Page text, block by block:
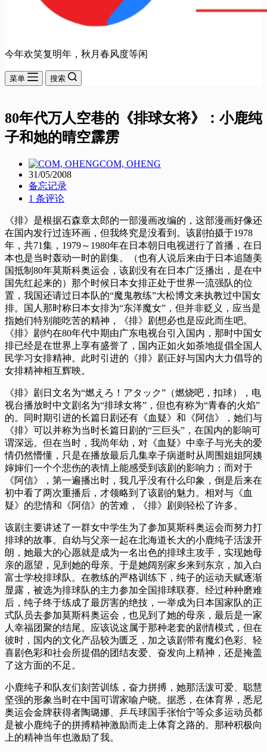
今年欢笑复明年，秋月春风度等闲
菜单 搜索
80年代万人空巷的《排球女将》：小鹿纯
子和她的晴空霹雳
COM, OHENG
31/05/2008
备忘记录
1 条评论
《排》是根据石森章太郎的一部漫画改编的，这部漫画好像还
在国内发行过连环画，但我终究是没看到。该剧拍摄于1978
年，共71集，1979～1980年在日本朝日电视进行了首播，在日
本也是当时轰动一时的剧集。（也有人说后来由于日本追随美
国抵制80年莫斯科奥运会，该剧没有在日本广泛播出，是在中
国先红起来的）那个时候日本女排正处于世界一流强队的位
置，我国还请过日本队的“魔鬼教练”大松博文来执教过中国女
排。国人那时称日本女排为“东洋魔女”，但并非贬义，应当是
指她们特别能吃苦的精神，《排》剧想必也是应此而生吧。
《排》剧约在80年代中期由广东电视台引入国内，那时中国女
排已经是在世界上享有盛誉了，国内正如火如荼地提倡全国人
民学习女排精神。此时引进的《排》剧正好与国内大力倡导的
女排精神相互辉映。
《排》剧日文名为“燃えろ！アタック”（燃烧吧，扣球），电
视台播放时中文剧名为“排球女将”，但也有称为“青春的火焰”
的。同时期引进的长篇日剧还有《血疑》和《阿信》，她们与
《排》可以并称为当时长篇日剧的“三巨头”，在国内的影响可
谓深远。但在当时，我尚年幼，对《血疑》中幸子与光夫的爱
情仍然懵懂，只是在播放最后几集幸子病逝时从周围姐姐阿姨
婶婶们一个个悲伤的表情上能感受到该剧的影响力；而对于
《阿信》，第一遍播出时，我几乎没有什么印象，倒是后来在
初中看了两次重播后，才领略到了该剧的魅力。相对与《血
疑》的悲情和《阿信》的苦难，《排》剧则轻松了许多。
该剧主要讲述了一群女中学生为了参加莫斯科奥运会而努力打
排球的故事。自幼与父亲一起在北海道长大的小鹿纯子活泼开
朗，她最大的心愿就是成为一名出色的排球主攻手，实现她母
亲的愿望，见到她的母亲。于是她阔别家乡来到东京，加入白
富士学校排球队。在教练的严格训练下，纯子的运动天赋逐渐
显露，被选为排球队的主力参加全国排球联赛。经过种种磨难
后，纯子终于练成了最厉害的绝技，一举成为日本国家队的正
式队员去参加莫斯科奥运会，也见到了她的母亲，最后是一家
人幸福团聚的结尾。应该说这属于那种老套的剧情模式，但在
彼时，国内的文化产品较为匮乏，加之该剧带有魔幻色彩、轻
喜剧色彩和社会所提倡的团结友爱、奋发向上精神，还是掩盖
了这方面的不足。
小鹿纯子和队友们刻苦训练，奋力拼搏，她那活泼可爱、聪慧
坚强的形象当时在中国可谓家喻户晓。据悉，在体育界，悉尼
奥运会金牌获得者陶璐娜、乒乓球国手张怡宁等众多运动员都
是被小鹿纯子的拼搏精神激励而走上体育之路的。那种积极向
上的精神当年也激励了我。